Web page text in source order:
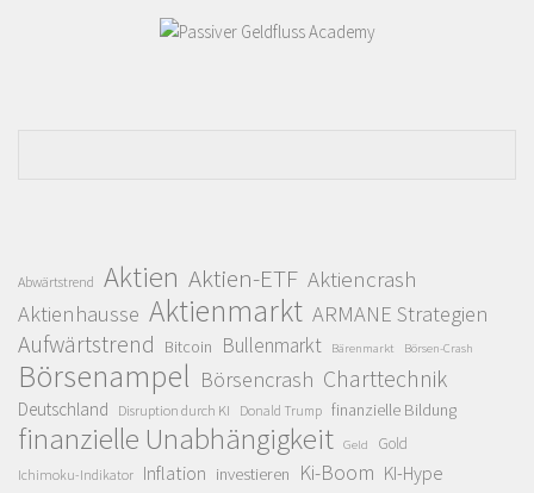
Abwärtstrend Aktien Aktien-ETF Aktiencrash
Aktienhausse Aktienmarkt ARMANE Strategien
Aufwärtstrend Bitcoin Bullenmarkt Bärenmarkt Börsen-Crash
Börsenampel Börsencrash Charttechnik
Deutschland Disruption durch KI Donald Trump finanzielle Bildung
finanzielle Unabhängigkeit Geld Gold
Ichimoku-Indikator Inflation investieren Ki-Boom KI-Hype